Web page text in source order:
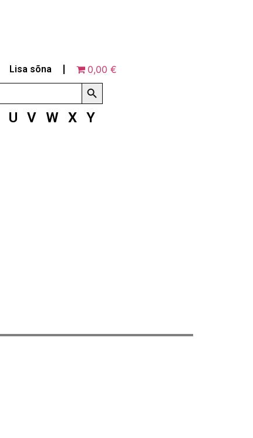
Lisa sõna
0,00 €
Search Button
U V W X Y